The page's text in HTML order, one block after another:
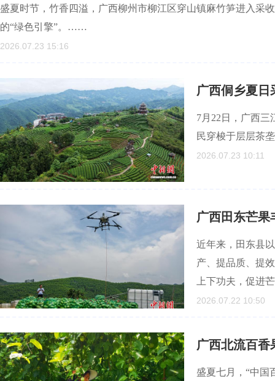
盛夏时节，竹香四溢，广西柳州市柳江区穿山镇麻竹笋进入采
的“绿色引擎”。……
2026.07.23 15:16
广西侗乡夏日
7月22日，广西
民穿梭于层层茶
2026.07.23 10:11
广西田东芒果
近年来，田东县
产、提品质、提
上下功夫，促进
2026.07.22 10:50
广西北流百香
盛夏七月，“中国